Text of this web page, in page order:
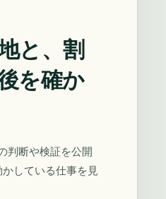
と、割
を確か
判断や検証を公開
している仕事を見